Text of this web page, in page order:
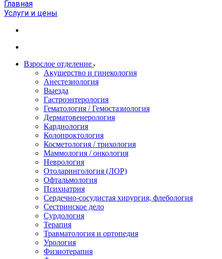
Главная
Услуги и цены
Взрослое отделение
Акушерство и гинекология
Анестезиология
Выезда
Гастроэнтерология
Гематология / Гемостазиология
Дерматовенерология
Кардиология
Колопроктология
Косметология / трихология
Маммология / онкология
Неврология
Отоларингология (ЛОР)
Офтальмология
Психиатрия
Сердечно-сосудистая хирургия, флебология
Сестринское дело
Сурдология
Терапия
Травматология и ортопедия
Урология
Физиотерапия